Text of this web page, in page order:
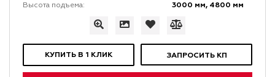
Высота подъема: 3000 мм, 4800 мм
КУПИТЬ В 1 КЛИК ЗАПРОСИТЬ КП